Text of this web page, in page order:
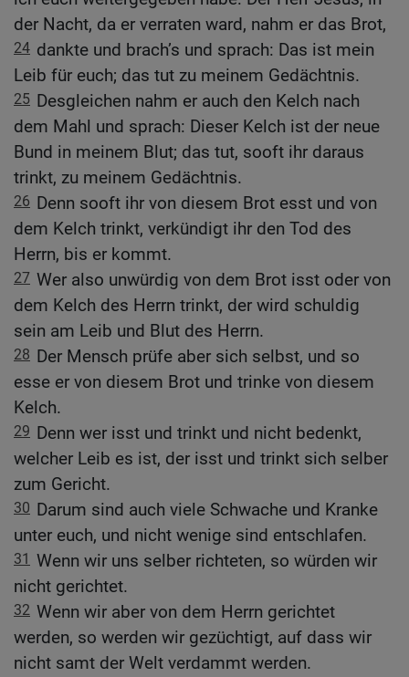
der Nacht, da er verraten ward, nahm er das Brot,
24 dankte und brach’s und sprach: Das ist mein
Leib für euch; das tut zu meinem Gedächtnis.
25 Desgleichen nahm er auch den Kelch nach
dem Mahl und sprach: Dieser Kelch ist der neue
Bund in meinem Blut; das tut, sooft ihr daraus
trinkt, zu meinem Gedächtnis.
26 Denn sooft ihr von diesem Brot esst und von
dem Kelch trinkt, verkündigt ihr den Tod des
Herrn, bis er kommt.
27 Wer also unwürdig von dem Brot isst oder von
dem Kelch des Herrn trinkt, der wird schuldig
sein am Leib und Blut des Herrn.
28 Der Mensch prüfe aber sich selbst, und so
esse er von diesem Brot und trinke von diesem
Kelch.
29 Denn wer isst und trinkt und nicht bedenkt,
welcher Leib es ist, der isst und trinkt sich selber
zum Gericht.
30 Darum sind auch viele Schwache und Kranke
unter euch, und nicht wenige sind entschlafen.
31 Wenn wir uns selber richteten, so würden wir
nicht gerichtet.
32 Wenn wir aber von dem Herrn gerichtet
werden, so werden wir gezüchtigt, auf dass wir
nicht samt der Welt verdammt werden.